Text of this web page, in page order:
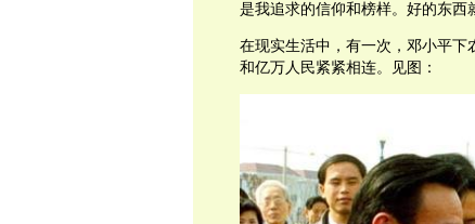
是我追求的信仰和榜样。好的东西
在现实生活中，有一次，邓小平
和亿万人民紧紧相连。见图：